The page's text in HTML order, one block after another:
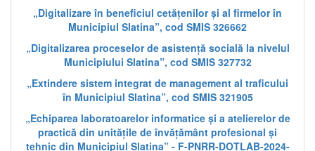
„Digitalizare în beneficiul cetățenilor și al firmelor în
Municipiul Slatina”, cod SMIS 326662
„Digitalizarea proceselor de asistență socială la nivelul
Municipiului Slatina”, cod SMIS 327732
„Extindere sistem integrat de management al traficului
în Municipiul Slatina”, cod SMIS 321905
„Echiparea laboratoarelor informatice și a atelierelor de
practică din unitățile de învățământ profesional și
tehnic din Municipiul Slatina” - F-PNRR-DOTLAB-2024-